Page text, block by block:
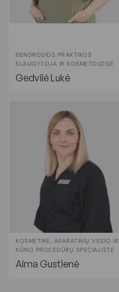
BENDROSIOS PRAKTIKOS
SLAUGYTOJA IR KOSMETOLOGĖ
Gedvilė Lukė
KOSMETIKĖ, APARATINIŲ VEIDO IR
KŪNO PROCEDŪRŲ SPECIALISTĖ
Alma Gustienė